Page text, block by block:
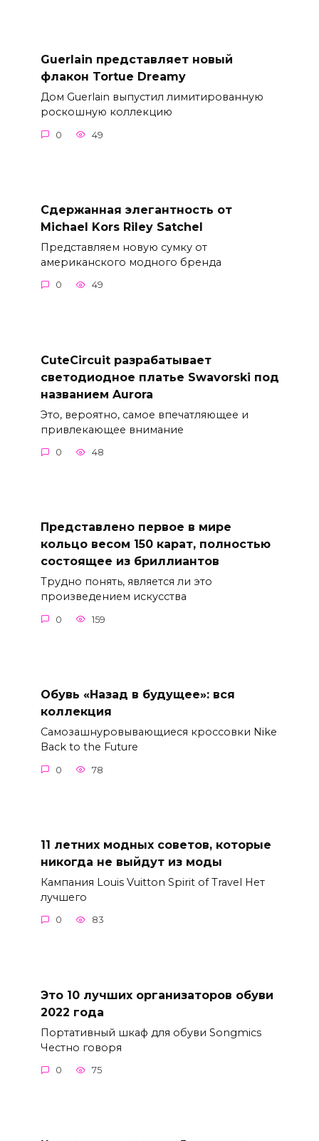
Guerlain представляет новый
флакон Tortue Dreamy
Дом Guerlain выпустил лимитированную
роскошную коллекцию
0 49
Сдержанная элегантность от
Michael Kors Riley Satchel
Представляем новую сумку от
американского модного бренда
0 49
CuteCircuit разрабатывает
светодиодное платье Swavorski под
названием Aurora
Это, вероятно, самое впечатляющее и
привлекающее внимание
0 48
Представлено первое в мире
кольцо весом 150 карат, полностью
состоящее из бриллиантов
Трудно понять, является ли это
произведением искусства
0 159
Обувь «Назад в будущее»: вся
коллекция
Самозашнуровывающиеся кроссовки Nike
Back to the Future
0 78
11 летних модных советов, которые
никогда не выйдут из моды
Кампания Louis Vuitton Spirit of Travel Нет
лучшего
0 83
Это 10 лучших организаторов обуви
2022 года
Портативный шкаф для обуви Songmics
Честно говоря
0 75